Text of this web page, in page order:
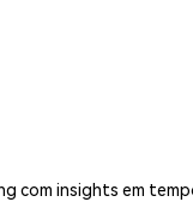
insights em